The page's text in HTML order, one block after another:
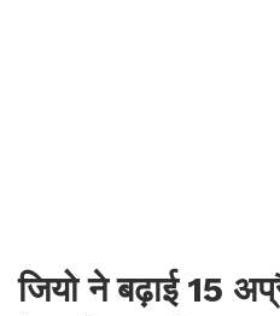
जियो ने बढ़ाई 15